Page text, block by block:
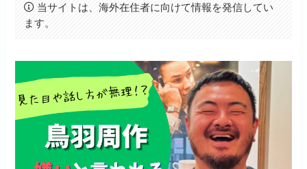
当サイトは、海外在住者に向けて情報を発信してい
ます。